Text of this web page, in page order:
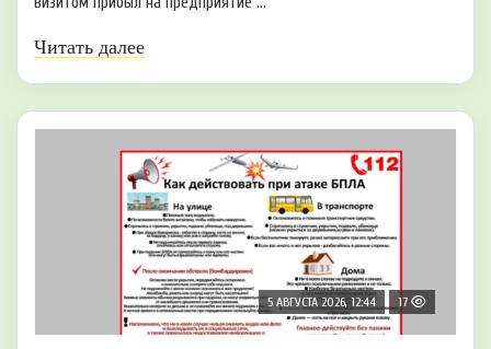
Читать далее
5 АВГУСТА 2026, 12:44 17